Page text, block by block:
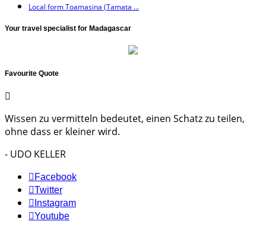
Local form Toamasina (Tamata ...
Your travel specialist for Madagascar
Favourite Quote
Wissen zu vermitteln bedeutet, einen Schatz zu teilen,
ohne dass er kleiner wird.
- UDO KELLER
Facebook
Twitter
Instagram
Youtube